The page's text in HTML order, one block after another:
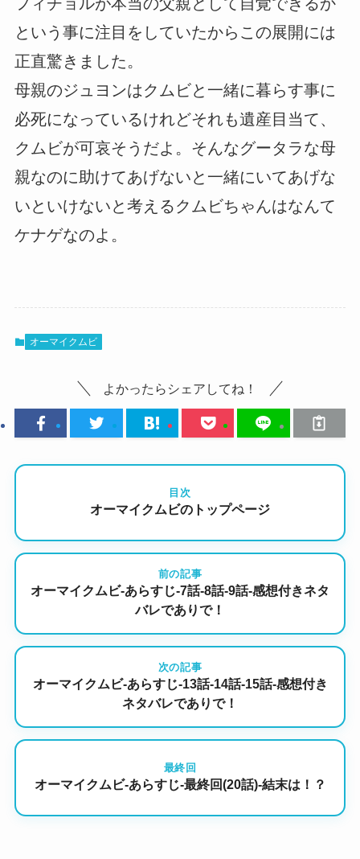
という事に注目をしていたからこの展開には
正直驚きました。
母親のジュヨンはクムビと一緒に暮らす事に
必死になっているけれどそれも遺産目当て、
クムビが可哀そうだよ。そんなグータラな母
親なのに助けてあげないと一緒にいてあげな
いといけないと考えるクムビちゃんはなんて
ケナゲなのよ。
オーマイクムビ
よかったらシェアしてね！
目次
オーマイクムビのトップページ
前の記事
オーマイクムビ-あらすじ-7話-8話-9話-感想付きネタ
バレでありで！
次の記事
オーマイクムビ-あらすじ-13話-14話-15話-感想付き
ネタバレでありで！
最終回
オーマイクムビ-あらすじ-最終回(20話)-結末は！？